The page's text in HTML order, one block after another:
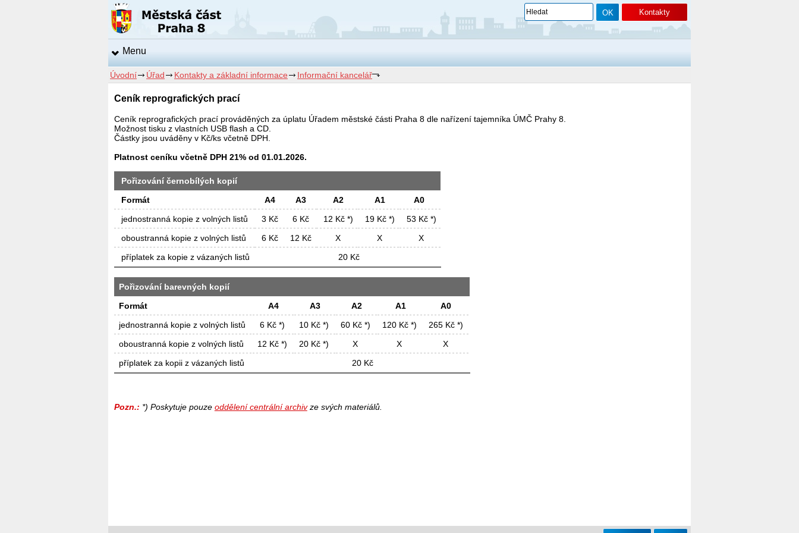
Kontakty
Menu
Úvodní Úřad Kontakty a základní informace Informační kancelář
Ceník reprografických prací
Ceník reprografických prací prováděných za úplatu Úřadem městské části Praha 8 dle nařízení tajemníka ÚMČ Prahy 8.
Možnost tisku z vlastních USB flash a CD.
Částky jsou uváděny v Kč/ks včetně DPH.
Platnost ceníku včetně DPH 21% od 01.01.2026.
Pořizování černobílých kopií
Formát
A4 A3 A2 A1
A0
jednostranná kopie z volných listů
3 Kč 6 Kč 12 Kč *) 19 Kč *)
53 Kč *)
oboustranná kopie z volných listů
6 Kč 12 Kč X X
X
příplatek za kopie z vázaných listů
20 Kč
Pořizování barevných kopií
Formát
A4 A3 A2 A1
A0
jednostranná kopie z volných listů
6 Kč *) 10 Kč *) 60 Kč *) 120 Kč *)
265 Kč *)
oboustranná kopie z volných listů
12 Kč *) 20 Kč *) X X
X
příplatek za kopii z vázaných listů
20 Kč
Pozn.: *) Poskytuje pouze oddělení centrální archivze svých materiálů.